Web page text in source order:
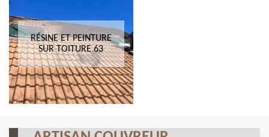
RÉSINE ET PEINTURE
SUR TOITURE 63